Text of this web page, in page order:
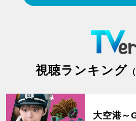
視聴ランキング
大空港～